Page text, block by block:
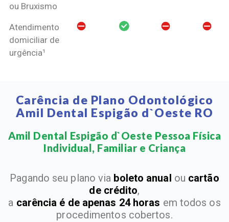
ou Bruxismo
Atendimento
domiciliar de
urgência¹
Carência de Plano Odontológico
Amil Dental Espigão d`Oeste RO
Amil Dental Espigão d`Oeste Pessoa Física
Individual, Familiar e Criança​
Pagando seu plano via boleto anual ou cartão
de crédito,
a carência é de apenas 24 horas em todos os
procedimentos cobertos.